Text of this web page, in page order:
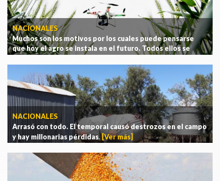
NACIONALES
Muchos son los motivos por los cuales puede pensarse
que hoy el agro se instala en el futuro. Todos ellos se
[Ver más]
NACIONALES
Arrasó con todo. El temporal causó destrozos en el campo
y hay millonarias pérdidas.[Ver más]